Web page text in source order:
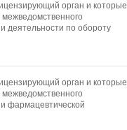
орган и которые
деятельности по обороту
орган и которые
фармацевтической